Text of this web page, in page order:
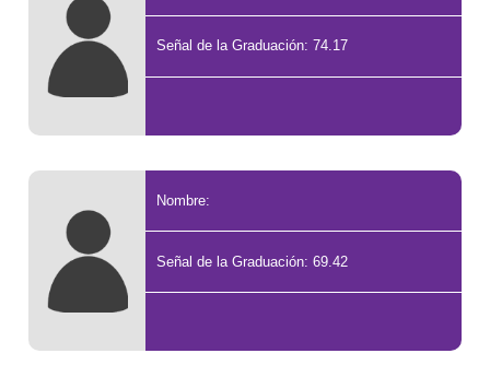
Señal de la Graduación: 74.17
Nombre:
Señal de la Graduación: 69.42